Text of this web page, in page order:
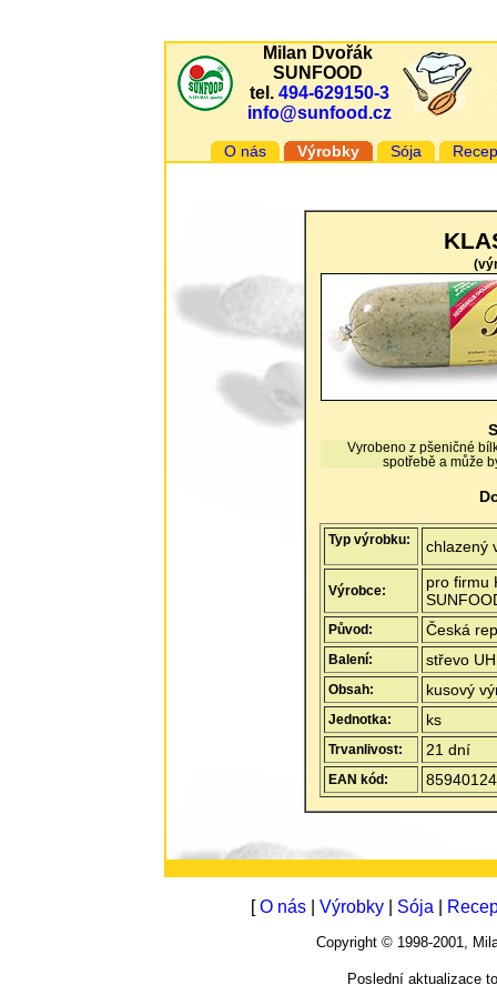
Milan Dvořák
SUNFOOD
tel. 494-629150-3
info@sunfood.cz
O nás Výrobky Sója
Vyrobeno z pšeničné
spotřebě a může
Typ výrobku: chlazený
Výrobce:
pro firmu
Původ: Česká
Balení: střevo UH
Obsah: kusový
Jednotka: ks
Trvanlivost: 21 dní
EAN kód:
[O nás Výrobky Sója
Copyright © 1998-2001,
Poslední aktualizace